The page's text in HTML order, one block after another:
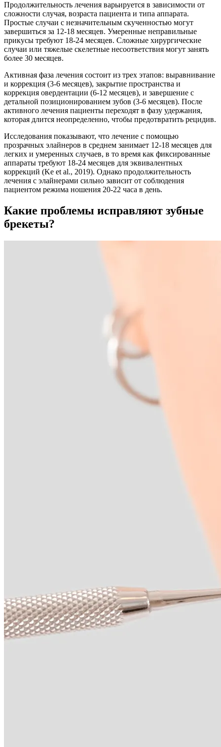
Продолжительность лечения варьируется в зависимости от
сложности случая, возраста пациента и типа аппарата.
Простые случаи с незначительным скученностью могут
завершиться за 12-18 месяцев. Умеренные неправильные
прикусы требуют 18-24 месяцев. Сложные хирургические
случаи или тяжелые скелетные несоответствия могут занять
более 30 месяцев.
Активная фаза лечения состоит из трех этапов: выравнивание
и коррекция (3-6 месяцев), закрытие пространства и
коррекция овердентации (6-12 месяцев), и завершение с
детальной позиционированием зубов (3-6 месяцев). После
активного лечения пациенты переходят в фазу удержания,
которая длится неопределенно, чтобы предотвратить рецидив.
Исследования показывают, что лечение с помощью
прозрачных элайнеров в среднем занимает 12-18 месяцев для
легких и умеренных случаев, в то время как фиксированные
аппараты требуют 18-24 месяцев для эквивалентных
коррекций (Ke et al., 2019). Однако продолжительность
лечения с элайнерами сильно зависит от соблюдения
пациентом режима ношения 20-22 часа в день.
Какие проблемы исправляют зубные
брекеты?